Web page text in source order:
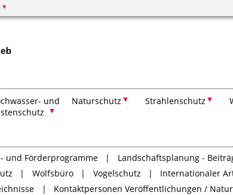
und
Naturschutz Strahlenschutz
und Förderprogramme
Landschaftsplanung -
Wolfsbüro Vogelschutz
Internationaler
Kontaktpersonen Veröffentlichungen /